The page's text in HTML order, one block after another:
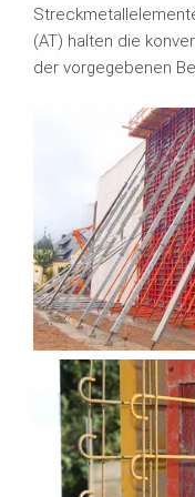
(AT) halten die
der vorgegebenen